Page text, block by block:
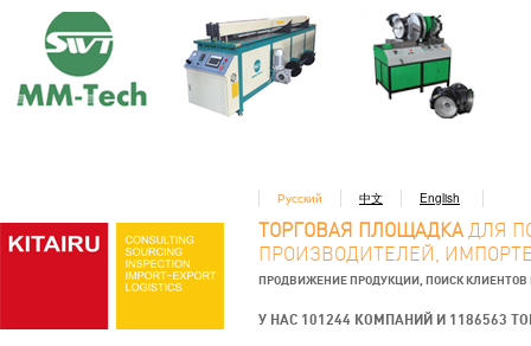
Русский 中文 English
ТОРГОВАЯ ПЛОЩАДКА ДЛЯ
ПРОИЗВОДИТЕЛЕЙ,
ПРОДВИЖЕНИЕ ПРОДУКЦИИ, ПОИСК КЛИЕНТОВ
У НАС 101244 КОМПАНИЙ И 1186563